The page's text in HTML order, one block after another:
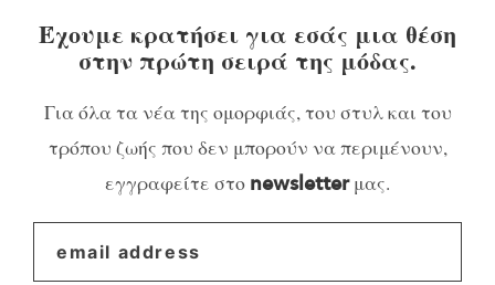
Έχουμε κρατήσει για εσάς μια θέση
στην πρώτη σειρά της μόδας.
Για όλα τα νέα της ομορφιάς, του στυλ και του
τρόπου ζωής που δεν μπορούν να περιμένουν,
εγγραφείτε στο newsletterμας.